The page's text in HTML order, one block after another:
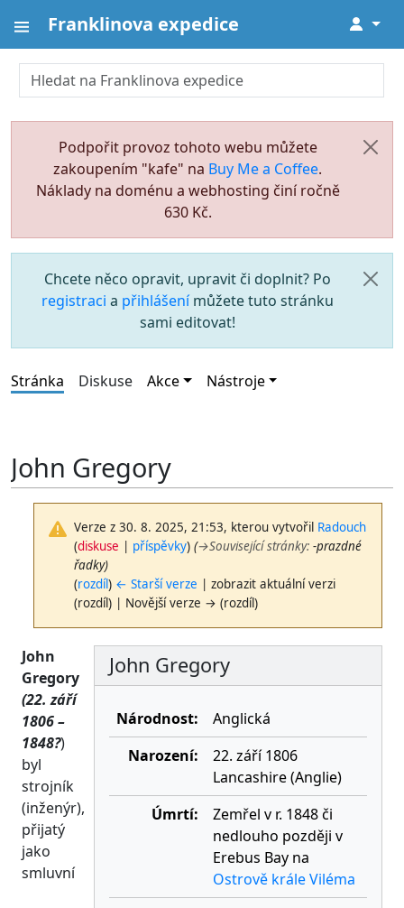
Franklinova expedice ↓
Podpořit provoz tohoto webu můžete
zakoupením "kafe" na Buy Me a Coffee.
Náklady na doménu a webhosting činí ročně
630 Kč.
Chcete něco opravit, upravit či doplnit? Po
registraci a přihlášenímůžete tuto stránku
sami editovat!
Stránka Diskuse Akce Nástroje
John Gregory
Verze z 30. 8. 2025, 21:53, kterou vytvořil Radouch
(diskuse | příspěvky) (→Související stránky:-prazdné
řadky)
(rozdíl) ← Starší verze | zobrazit aktuální verzi
(rozdíl) | Novější verze → (rozdíl)
John Gregory
Národnost:
Anglická
Narození:
22. září 1806
Lancashire (Anglie)
Úmrtí:
Zemřel v r. 1848 či
nedlouho později v
Erebus Bay na
Ostrově krále Viléma
John
Gregory
(22. září
1806 –
1848?)
byl
strojník
(inženýr),
přijatý
jako
smluvní